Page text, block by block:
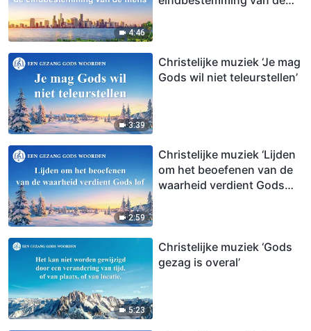
4:46
3:39
Christelijke muziek ‘Je mag
Gods wil niet teleurstellen’
2:59
Christelijke muziek ‘Lijden
om het beoefenen van de
waarheid verdient Gods
5:23
Christelijke muziek ‘Gods
gezag is overal’